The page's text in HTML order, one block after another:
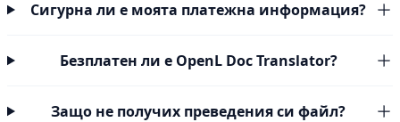
Сигурна ли е моята платежна информация?
Безплатен ли е OpenL Doc Translator?
Защо не получих преведения си файл?